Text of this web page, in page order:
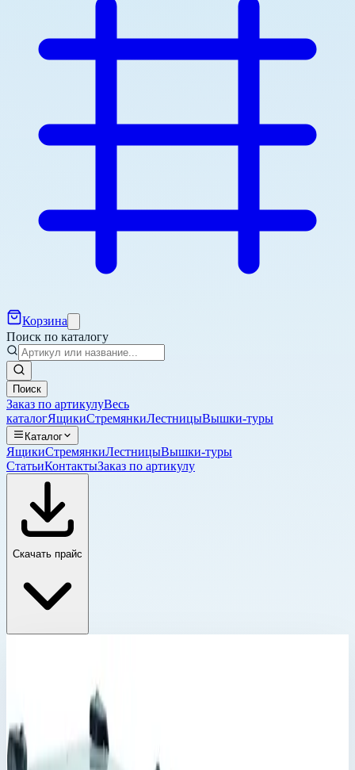
Корзина
Поиск по каталогу
Поиск
Заказ по артикулуВесь
каталогЯщикиСтремянкиЛестницыВышки-туры
Каталог
ЯщикиСтремянкиЛестницыВышки-туры
СтатьиКонтактыЗаказ по артикулу
Скачать прайс
Ящики и модульные системы
Футляры Zarges
Корпус Mitraset 19"
Корпус Mitraset Racklite Basic 19" Zarges 5 HE/U
586х568х315 мм 45955